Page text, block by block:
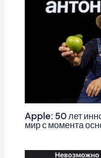
Apple: 50 лет
мир с момента